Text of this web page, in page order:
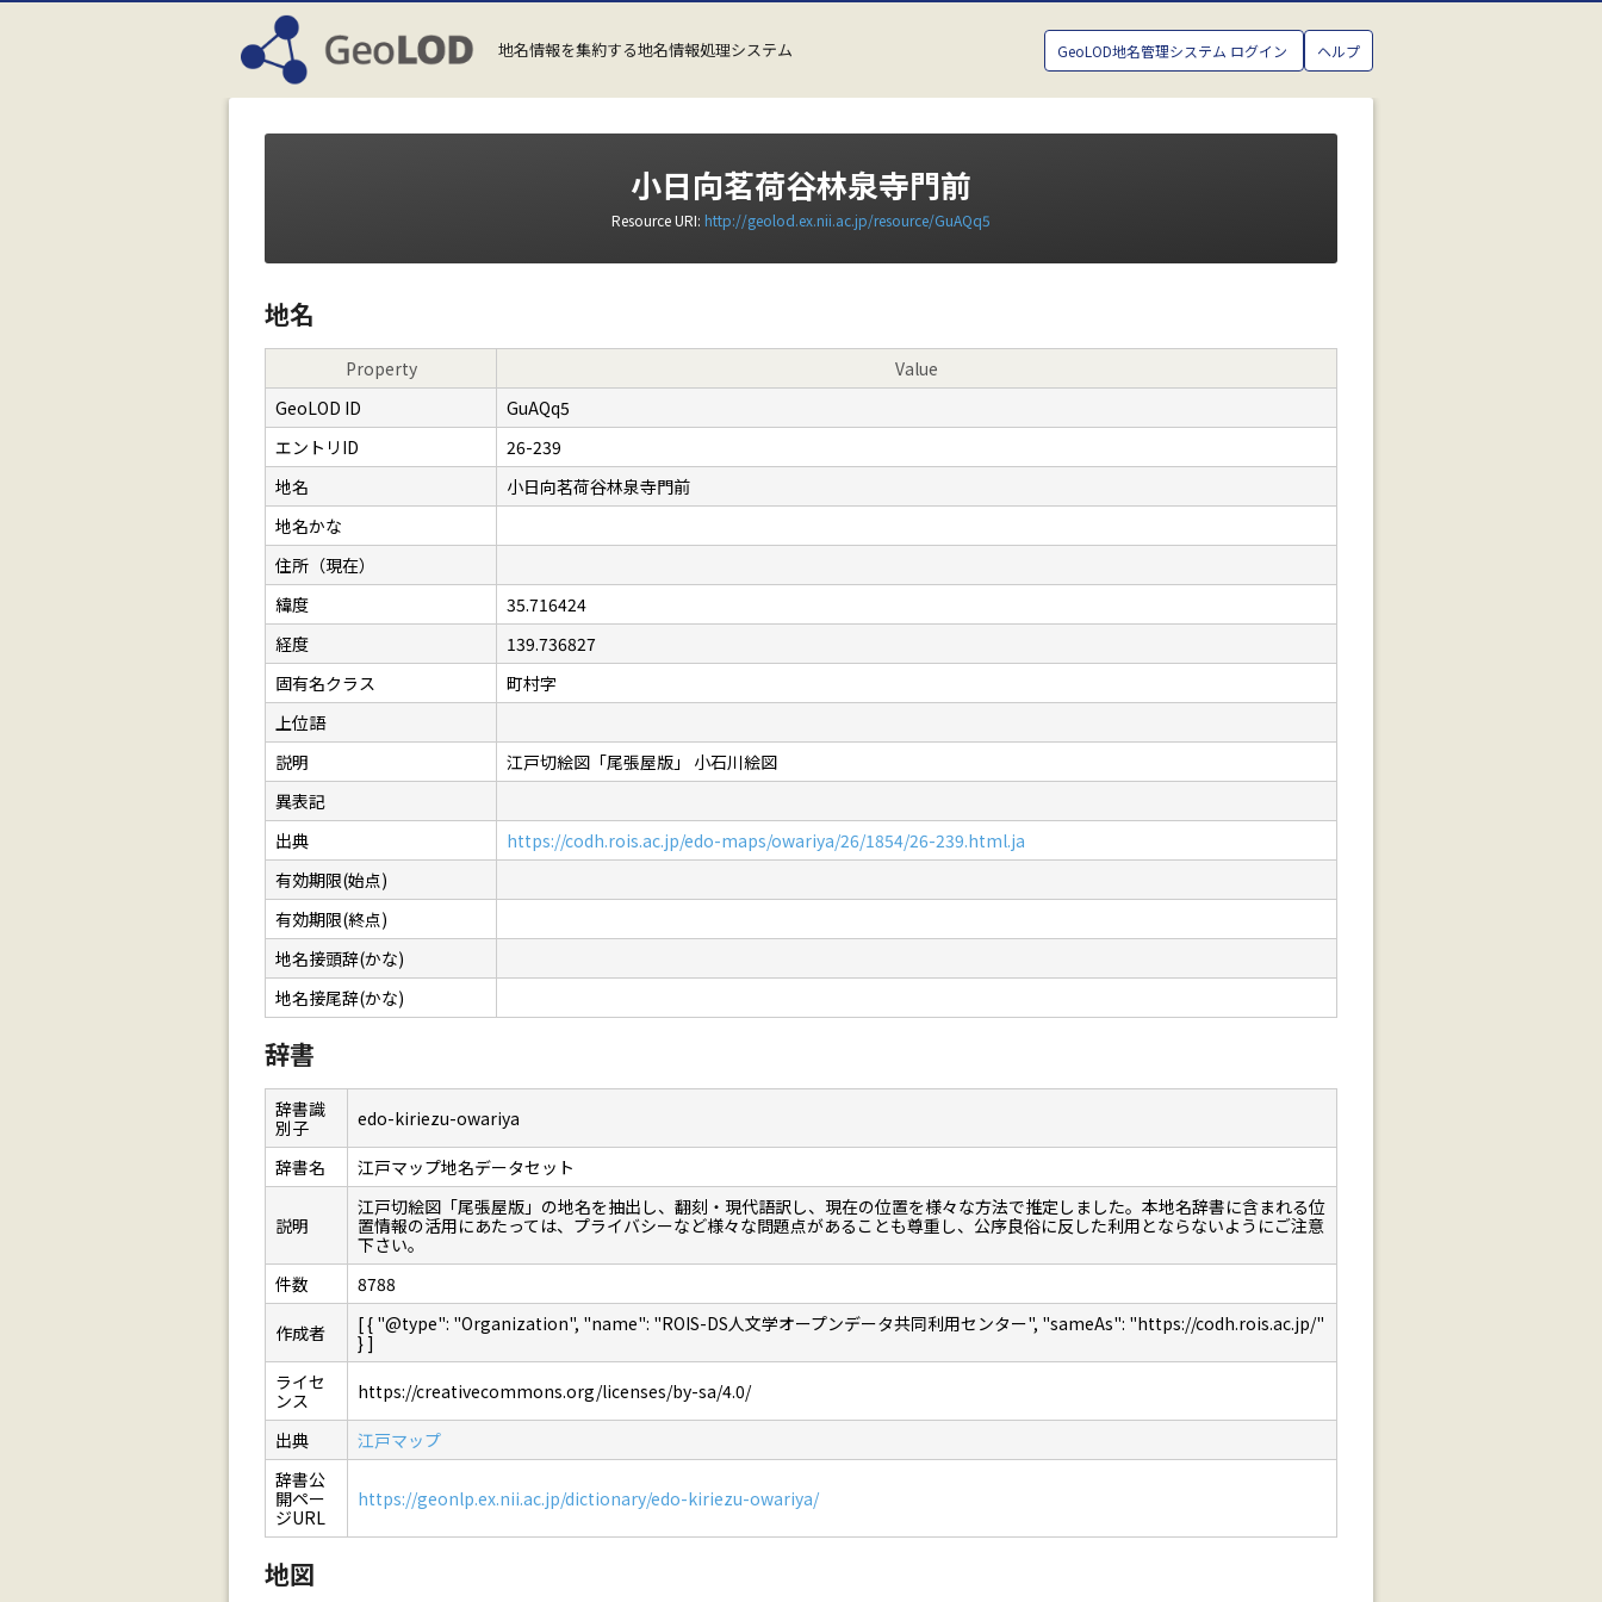
地名情報を集約する地名情報処理システム GeoLOD地名管理システム ログイン ヘルプ
小日向茗荷谷林泉寺門前
Resource URI: http://geolod.ex.nii.ac.jp/resource/GuAQq5
地名
Property
Value
GeoLOD ID
GuAQq5
エントリID
26-239
地名
小日向茗荷谷林泉寺門前
地名かな
住所（現在）
緯度
35.716424
経度
139.736827
固有名クラス
町村字
上位語
説明
江戸切絵図「尾張屋版」 小石川絵図
異表記
出典
https://codh.rois.ac.jp/edo-maps/owariya/26/1854/26-239.html.ja
有効期限(始点)
有効期限(終点)
地名接頭辞(かな)
地名接尾辞(かな)
辞書
辞書識
別子
edo-kiriezu-owariya
辞書名 江戸マップ地名データセット
説明
江戸切絵図「尾張屋版」の地名を抽出し、翻刻・現代語訳し、現在の位置を様々な方法で推定しました。本地名辞書に含まれる位
置情報の活用にあたっては、プライバシーなど様々な問題点があることも尊重し、公序良俗に反した利用とならないようにご注意
下さい。
件数
8788
作成者
[ { "@type": "Organization", "name": "ROIS-DS人文学オープンデータ共同利用センター", "sameAs": "https://codh.rois.ac.jp/"
} ]
ライセ
ンス
https://creativecommons.org/licenses/by-sa/4.0/
出典
江戸マップ
辞書公
開ペー
ジURL
https://geonlp.ex.nii.ac.jp/dictionary/edo-kiriezu-owariya/
地図